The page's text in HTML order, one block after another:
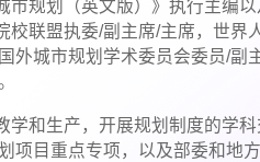
规划（英文版）》执行主编
联盟执委/副主席/主席，世界
外城市规划学术委员会委员/副
和生产，开展规划制度的学
项目重点专项，以及部委和地